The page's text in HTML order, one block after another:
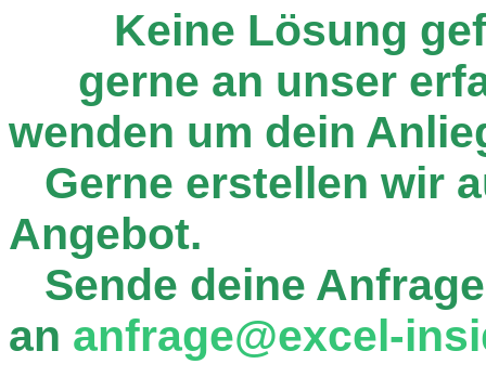
Keine Lösung
gerne an unser
wenden um dein
Gerne erstellen wir
Angebot.
Sende deine
an anfrage@excel-